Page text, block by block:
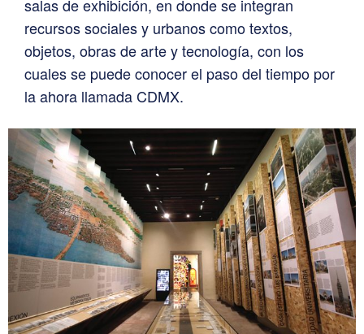
salas de exhibición, en donde se integran
recursos sociales y urbanos como textos,
objetos, obras de arte y tecnología, con los
cuales se puede conocer el paso del tiempo por
la ahora llamada CDMX.